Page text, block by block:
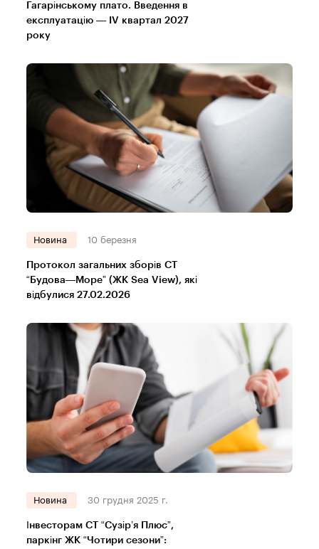
Гагарінському плато. Введення в
експлуатацію — IV квартал 2027
року
Новина 10 березня
Протокол загальних зборів СТ
“Будова—Море” (ЖК Sea View), які
відбулися 27.02.2026
Новина 30 грудня 2025 г.
Інвесторам СТ “Сузір’я Плюс”,
паркінг ЖК “Чотири сезони”: